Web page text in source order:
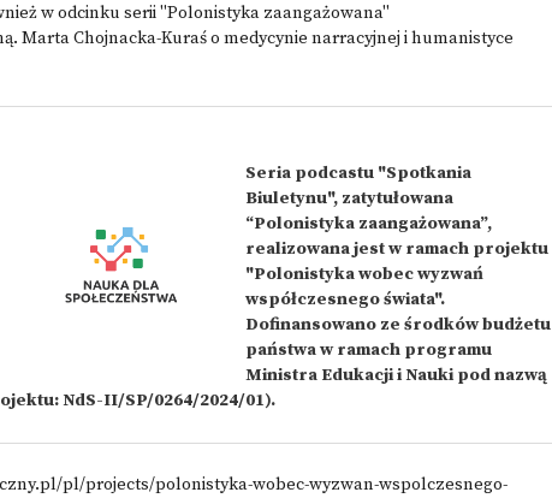
w odcinku serii "Polonistyka zaangażowana"
Marta Chojnacka-Kuraś o medycynie narracyjnej i humanistyce
Seria podcastu "Spotkania
Biuletynu", zatytułowana
“Polonistyka zaangażowana”,
realizowana jest w ramach projektu
"Polonistyka wobec wyzwań
współczesnego świata".
Dofinansowano ze środków budżetu
państwa w ramach programu
Ministra Edukacji i Nauki pod nazwą
NdS-II/SP/0264/2024/01).
pl/projects/polonistyka-wobec-wyzwan-wspolczesnego-